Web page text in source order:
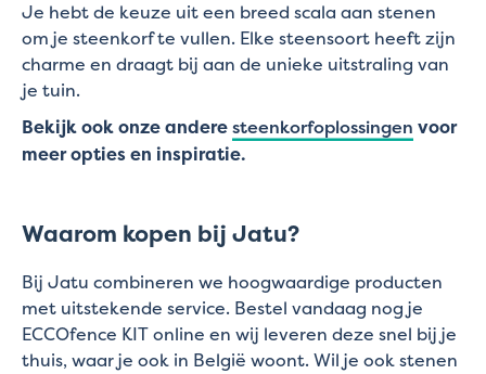
Je hebt de keuze uit een breed scala aan stenen
om je steenkorf te vullen. Elke steensoort heeft zijn
charme en draagt bij aan de unieke uitstraling van
je tuin.
Bekijk ook onze anderesteenkorfoplossingen voor
meer opties en inspiratie.
Waarom kopen bij Jatu?
Bij Jatu combineren we hoogwaardige producten
met uitstekende service. Bestel vandaag nog je
ECCOfence KIT online en wij leveren deze snel bij je
thuis, waar je ook in België woont. Wil je ook stenen